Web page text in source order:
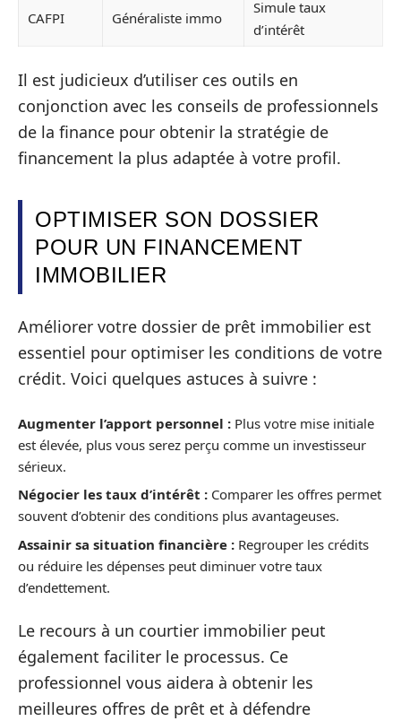
CAFPI Généraliste immo
Simule taux
d’intérêt
Il est judicieux d’utiliser ces outils en
conjonction avec les conseils de professionnels
de la finance pour obtenir la stratégie de
financement la plus adaptée à votre profil.
OPTIMISER SON DOSSIER
POUR UN FINANCEMENT
IMMOBILIER
Améliorer votre dossier de prêt immobilier est
essentiel pour optimiser les conditions de votre
crédit. Voici quelques astuces à suivre :
Augmenter l’apport personnel : Plus votre mise initiale
est élevée, plus vous serez perçu comme un investisseur
sérieux.
Négocier les taux d’intérêt : Comparer les offres permet
souvent d’obtenir des conditions plus avantageuses.
Assainir sa situation financière : Regrouper les crédits
ou réduire les dépenses peut diminuer votre taux
d’endettement.
Le recours à un courtier immobilier peut
également faciliter le processus. Ce
professionnel vous aidera à obtenir les
meilleures offres de prêt et à défendre